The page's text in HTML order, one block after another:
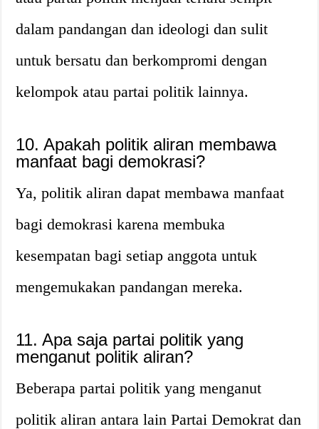
dalam pandangan dan ideologi dan sulit
untuk bersatu dan berkompromi dengan
kelompok atau partai politik lainnya.
10. Apakah politik aliran membawa
manfaat bagi demokrasi?
Ya, politik aliran dapat membawa manfaat
bagi demokrasi karena membuka
kesempatan bagi setiap anggota untuk
mengemukakan pandangan mereka.
11. Apa saja partai politik yang
menganut politik aliran?
Beberapa partai politik yang menganut
politik aliran antara lain Partai Demokrat dan